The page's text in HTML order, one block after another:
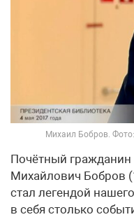
Михаил Бобров.
Почётный гражданин
Михайлович Бобров
стал легендой
в себя столько